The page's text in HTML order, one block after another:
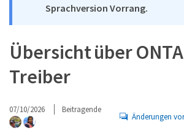
Sprachversion Vorrang.
Übersicht über
Treiber
07/10/2026 Beitragende
Änderungen